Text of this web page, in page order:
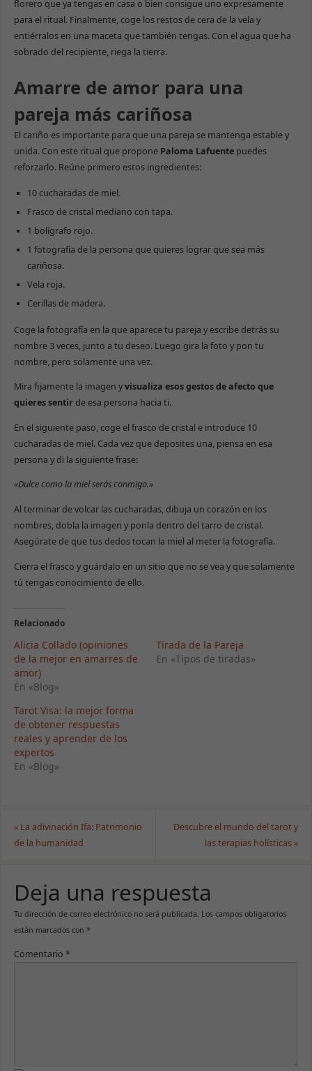
florero que ya tengas en casa o bien consigue uno expresamente
para el ritual. Finalmente, coge los restos de cera de la vela y
entiérralos en una maceta que también tengas. Con el agua que ha
sobrado del recipiente, riega la tierra.
Amarre de amor para una
pareja más cariñosa
El cariño es importante para que una pareja se mantenga estable y
unida. Con este ritual que propone Paloma Lafuentepuedes
reforzarlo. Reúne primero estos ingredientes:
10 cucharadas de miel.
Frasco de cristal mediano con tapa.
1 bolígrafo rojo.
1 fotografía de la persona que quieres lograr que sea más
cariñosa.
Vela roja.
Cerillas de madera.
Coge la fotografía en la que aparece tu pareja y escribe detrás su
nombre 3 veces, junto a tu deseo. Luego gira la foto y pon tu
nombre, pero solamente una vez.
Mira fijamente la imagen yvisualiza esos gestos de afecto que
quieres sentirde esa persona hacia ti.
En el siguiente paso, coge el frasco de cristal e introduce 10
cucharadas de miel. Cada vez que deposites una, piensa en esa
persona y di la siguiente frase:
«Dulce como la miel serás conmigo.»
Al terminar de volcar las cucharadas, dibuja un corazón en los
nombres, dobla la imagen y ponla dentro del tarro de cristal.
Asegúrate de que tus dedos tocan la miel al meter la fotografía.
Cierra el frasco y guárdalo en un sitio que no se vea y que solamente
tú tengas conocimiento de ello.
Relacionado
Alicia Collado (opiniones
de la mejor en amarres de
amor)
En «Blog»
Tirada de la Pareja
En «Tipos de tiradas»
Tarot Visa: la mejor forma
de obtener respuestas
reales y aprender de los
expertos
En «Blog»
«La adivinación Ifa: Patrimonio
de la humanidad
Descubre el mundo del tarot y
las terapias holísticas »
Deja una respuesta
Tu dirección de correo electrónico no será publicada. Los campos obligatorios
están marcados con *
Comentario *
funcionalidad
y estructura
de la web, en
base a cómo
Para que
nuestra web
funcione lo
mejor posible
visita. Si
comportamiento
mientras visitas
nuestro sitio,
ver contenido y